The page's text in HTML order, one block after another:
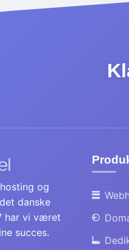
og
danske
har vi været
succes.